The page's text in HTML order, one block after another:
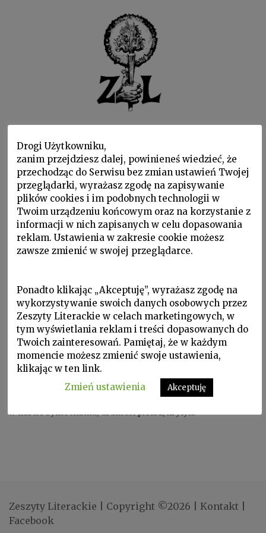
WYDARZENIA WSPARLI NAS O NAS
ALEKSANDR BŁOK
ALEKSANDR BŁOK ur. 1880, zm. 1921. Poeta rosyjski tworzący
w nurcie symbolizmu, dramatopisarz, krytyk.
Zeszyty Literackie Copyright ©2026 Kontakt
Facebook
Drogi Użytkowniku,
zanim przejdziesz dalej, powinieneś wiedzieć, że
przechodząc do Serwisu bez zmian ustawień Twojej
przeglądarki, wyrażasz zgodę na zapisywanie
plików cookies i im podobnych technologii w
Twoim urządzeniu końcowym oraz na korzystanie z
informacji w nich zapisanych w celu dopasowania
reklam. Ustawienia w zakresie cookie możesz
zawsze zmienić w swojej przeglądarce.
Ponadto klikając „Akceptuję”, wyrażasz zgodę na
wykorzystywanie swoich danych osobowych przez
Zeszyty Literackie w celach marketingowych, w
tym wyświetlania reklam i treści dopasowanych do
Twoich zainteresowań. Pamiętaj, że w każdym
momencie możesz zmienić swoje ustawienia,
klikając w ten link.
Zmień ustawienia
Akceptuję